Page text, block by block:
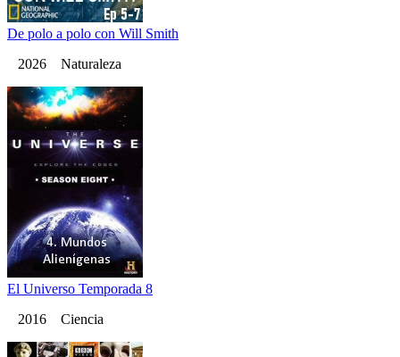
De polo a polo con Will Smith
2026 Naturaleza
El Universo Temporada 8
2016 Ciencia